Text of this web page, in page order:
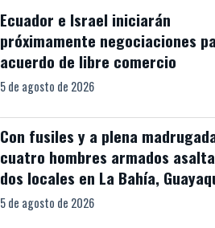
Ecuador e Israel iniciarán
próximamente negociaciones
acuerdo de libre comercio
5 de agosto de 2026
Con fusiles y a plena
cuatro hombres armados
dos locales en La Bahía,
5 de agosto de 2026